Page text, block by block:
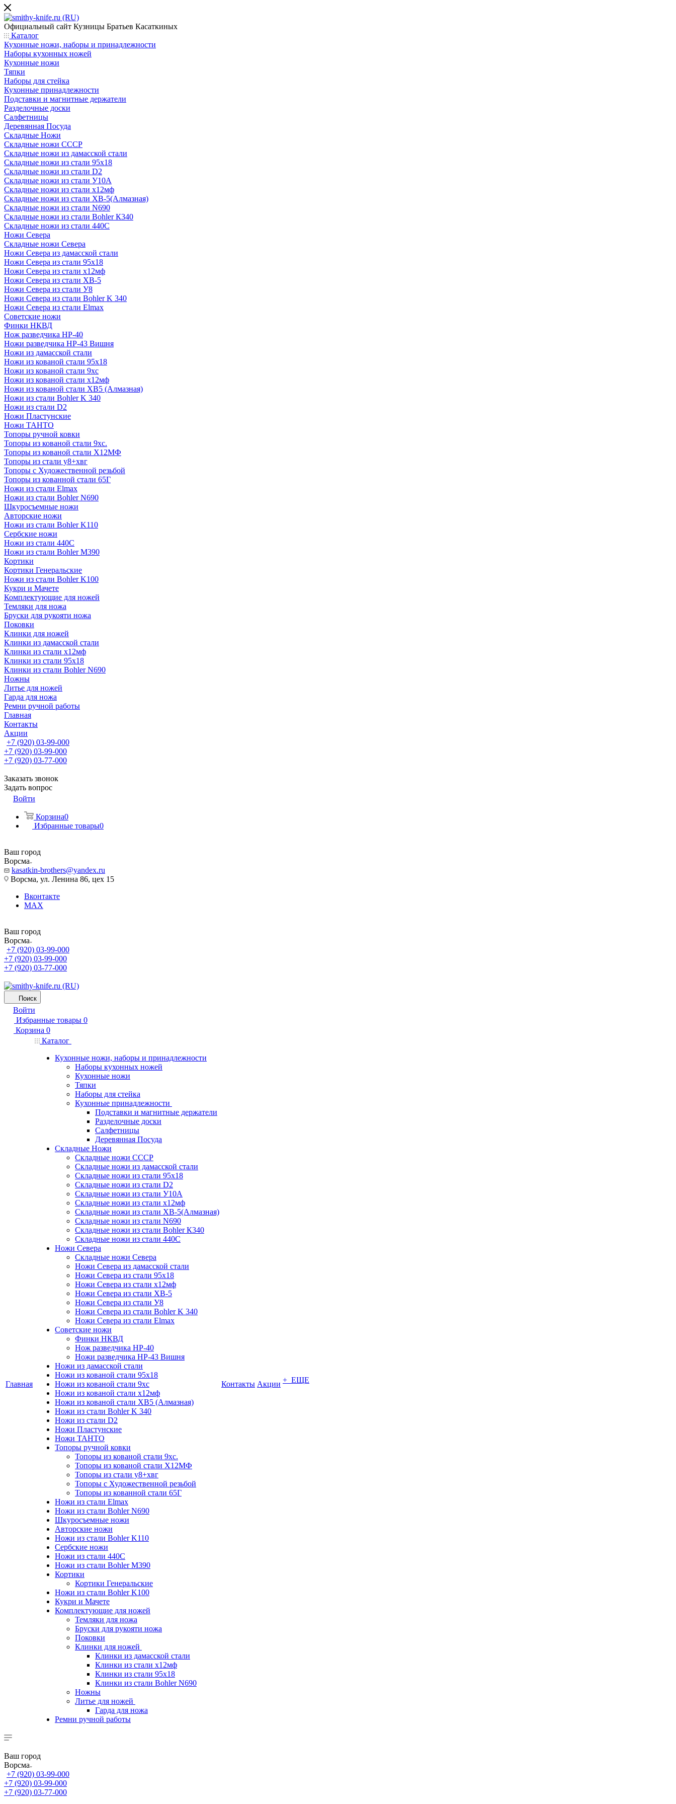
Официальный сайт Кузницы Братьев Касаткиных
Каталог
Кухонные ножи, наборы и принадлежности
Наборы кухонных ножей
Кухонные ножи
Тяпки
Наборы для стейка
Кухонные принадлежности
Подставки и магнитные держатели
Разделочные доски
Салфетницы
Деревянная Посуда
Складные Ножи
Cкладные ножи СССР
Складные ножи из дамасской стали
Складные ножи из стали 95х18
Складные ножи из стали D2
Складные ножи из стали У10А
Складные ножи из стали х12мф
Складные ножи из стали ХВ-5(Алмазная)
Складные ножи из стали N690
Складные ножи из стали Bohler К340
Складные ножи из стали 440С
Ножи Севера
Складные ножи Севера
Ножи Севера из дамасской стали
Ножи Севера из стали 95х18
Ножи Севера из стали х12мф
Ножи Севера из стали ХВ-5
Ножи Севера из стали У8
Ножи Севера из стали Bohler K 340
Ножи Севера из стали Elmax
Советские ножи
Финки НКВД
Нож разведчика НР-40
Ножи разведчика НР-43 Вишня
Ножи из дамасской стали
Ножи из кованой стали 95х18
Ножи из кованой стали 9хс
Ножи из кованой стали х12мф
Ножи из кованой стали ХВ5 (Алмазная)
Ножи из стали Bohler K 340
Ножи из стали D2
Ножи Пластунские
Ножи ТАНТО
Топоры ручной ковки
Топоры из кованой стали 9хс.
Топоры из кованой стали Х12МФ
Топоры из стали у8+хвг
Топоры с Художественной резьбой
Топоры из кованной стали 65Г
Ножи из стали Elmax
Ножи из стали Bohler N690
Шкуросъемные ножи
Авторские ножи
Ножи из стали Bohler K110
Сербские ножи
Ножи из стали 440С
Ножи из стали Bohler M390
Кортики
Кортики Генеральские
Ножи из стали Bohler K100
Кукри и Мачете
Комплектующие для ножей
Темляки для ножа
Бруски для рукояти ножа
Поковки
Клинки для ножей
Клинки из дамасской стали
Клинки из стали х12мф
Клинки из стали 95х18
Клинки из стали Bohler N690
Ножны
Литье для ножей
Гарда для ножа
Ремни ручной работы
Главная
Контакты
Акции
+7 (920) 03-99-000
+7 (920) 03-99-000
+7 (920) 03-77-000
Заказать звонок
Задать вопрос
Войти
Корзина0
Избранные товары0
Ваш город
Ворсма
kasatkin-brothers@yandex.ru
Ворсма, ул. Ленина 86, цех 15
Вконтакте
MAX
Ваш город
Ворсма
+7 (920) 03-99-000
+7 (920) 03-99-000
+7 (920) 03-77-000
Поиск
Войти
Избранные товары 0
Корзина 0
Главная
Каталог
Кухонные ножи, наборы и принадлежности
Наборы кухонных ножей
Кухонные ножи
Тяпки
Наборы для стейка
Кухонные принадлежности
Подставки и магнитные держатели
Разделочные доски
Салфетницы
Деревянная Посуда
Складные Ножи
Cкладные ножи СССР
Складные ножи из дамасской стали
Складные ножи из стали 95х18
Складные ножи из стали D2
Складные ножи из стали У10А
Складные ножи из стали х12мф
Складные ножи из стали ХВ-5(Алмазная)
Складные ножи из стали N690
Складные ножи из стали Bohler К340
Складные ножи из стали 440С
Ножи Севера
Складные ножи Севера
Ножи Севера из дамасской стали
Ножи Севера из стали 95х18
Ножи Севера из стали х12мф
Ножи Севера из стали ХВ-5
Ножи Севера из стали У8
Ножи Севера из стали Bohler K 340
Ножи Севера из стали Elmax
Советские ножи
Финки НКВД
Нож разведчика НР-40
Ножи разведчика НР-43 Вишня
Ножи из дамасской стали
Ножи из кованой стали 95х18
Ножи из кованой стали 9хс
Ножи из кованой стали х12мф
Ножи из кованой стали ХВ5 (Алмазная)
Ножи из стали Bohler K 340
Ножи из стали D2
Ножи Пластунские
Ножи ТАНТО
Топоры ручной ковки
Топоры из кованой стали 9хс.
Топоры из кованой стали Х12МФ
Топоры из стали у8+хвг
Топоры с Художественной резьбой
Топоры из кованной стали 65Г
Ножи из стали Elmax
Ножи из стали Bohler N690
Шкуросъемные ножи
Авторские ножи
Ножи из стали Bohler K110
Сербские ножи
Ножи из стали 440С
Ножи из стали Bohler M390
Кортики
Кортики Генеральские
Ножи из стали Bohler K100
Кукри и Мачете
Комплектующие для ножей
Темляки для ножа
Бруски для рукояти ножа
Поковки
Клинки для ножей
Клинки из дамасской стали
Клинки из стали х12мф
Клинки из стали 95х18
Клинки из стали Bohler N690
Ножны
Литье для ножей
Гарда для ножа
Ремни ручной работы
Контакты Акции + ЕЩЕ
Ваш город
Ворсма
+7 (920) 03-99-000
+7 (920) 03-99-000
+7 (920) 03-77-000